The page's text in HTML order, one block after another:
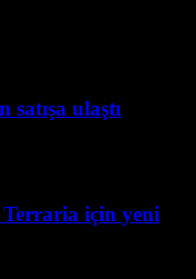
ulaştı
için yeni